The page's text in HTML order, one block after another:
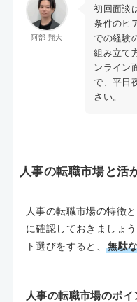
阿部 翔大
初回面談
条件のヒ
での経験
組み立て
ンライン
で、平日
さい。
人事の転職市場と活
人事の転職市場の特徴と
に確認しておきましょ
ト選びをすると、無駄
人事の転職市場のポイ